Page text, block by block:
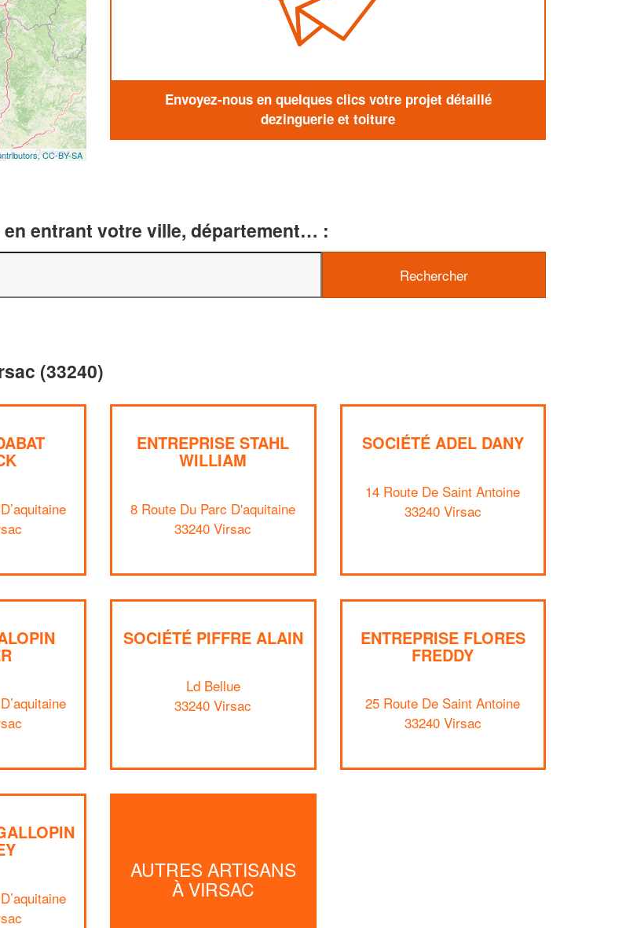
CC-BY-SA
Envoyez-nous en quelques clics votre projet détaillé
dezinguerie et toiture
entrant votre ville, département… :
(33240)
ENTREPRISE STAHL
WILLIAM
8 Route Du Parc D'aquitaine
33240 Virsac
SOCIÉTÉ ADEL DANY
14 Route De Saint Antoine
33240 Virsac
SOCIÉTÉ PIFFRE ALAIN
Ld Bellue
33240 Virsac
ENTREPRISE FLORES
FREDDY
25 Route De Saint Antoine
33240 Virsac
AUTRES ARTISANS
À VIRSAC